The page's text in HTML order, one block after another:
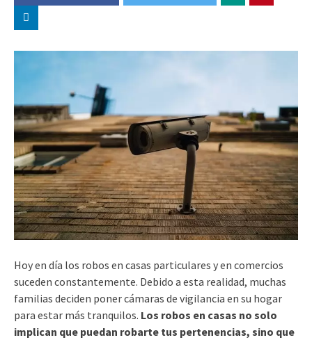
Hoy en día los robos en casas particulares y en comercios
suceden constantemente. Debido a esta realidad, muchas
familias deciden poner cámaras de vigilancia en su hogar
para estar más tranquilos. Los robos en casas no solo
implican que puedan robarte tus pertenencias, sino que